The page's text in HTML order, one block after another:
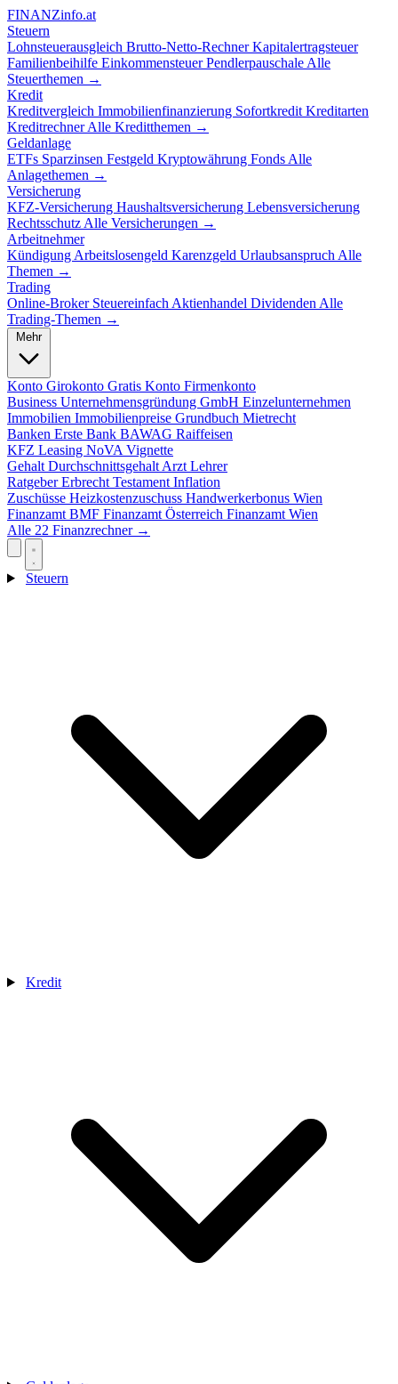
FINANZinfo.at
Steuern
Lohnsteuerausgleich Brutto-Netto-RechnerKapitalertragsteuer
Familienbeihilfe EinkommensteuerPendlerpauschale Alle
Steuerthemen →
Kredit
Kreditvergleich Immobilienfinanzierung Sofortkredit Kreditarten
KreditrechnerAlle Kreditthemen →
Geldanlage
ETFs Sparzinsen Festgeld Kryptowährung Fonds Alle
Anlagethemen →
Versicherung
KFZ-Versicherung Haushaltsversicherung Lebensversicherung
Rechtsschutz Alle Versicherungen →
Arbeitnehmer
Kündigung Arbeitslosengeld Karenzgeld Urlaubsanspruch Alle
Themen →
Trading
Online-Broker Steuereinfach Aktienhandel Dividenden Alle
Trading-Themen →
Mehr
Konto Girokonto Gratis Konto Firmenkonto
Business Unternehmensgründung GmbH Einzelunternehmen
Immobilien Immobilienpreise Grundbuch Mietrecht
Banken Erste Bank BAWAG Raiffeisen
KFZ Leasing NoVA Vignette
Gehalt Durchschnittsgehalt Arzt Lehrer
RatgeberErbrecht Testament Inflation
Zuschüsse Heizkostenzuschuss Handwerkerbonus Wien
Finanzamt BMF Finanzamt Österreich Finanzamt Wien
Alle 22 Finanzrechner →
Steuern
Kredit